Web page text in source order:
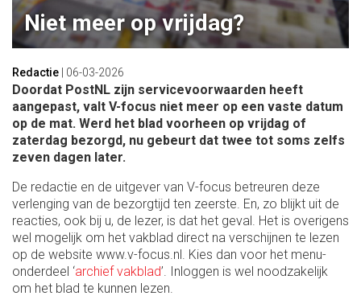
Niet meer op vrijdag?
Redactie 06-03-2026
Doordat PostNL zijn servicevoorwaarden heeft
aangepast, valt V-focus niet meer op een vaste datum
op de mat. Werd het blad voorheen op vrijdag of
zaterdag bezorgd, nu gebeurt dat twee tot soms zelfs
zeven dagen later.
De redactie en de uitgever van V-focus betreuren deze
verlenging van de bezorgtijd ten zeerste. En, zo blijkt uit de
reacties, ook bij u, de lezer, is dat het geval. Het is overigens
wel mogelijk om het vakblad direct na verschijnen te lezen
op de website www.v-focus.nl. Kies dan voor het menu-
onderdeel ‘archief vakblad’. Inloggen is wel noodzakelijk
om het blad te kunnen lezen.